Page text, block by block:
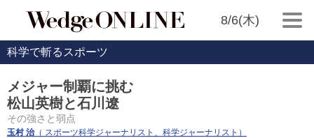
8/6(木)
科学で斬るスポーツ
メジャー制覇に挑む
松山英樹と石川遼
その強さと弱点
玉村 治（ スポーツ科学ジャーナリスト、科学ジャーナリスト）